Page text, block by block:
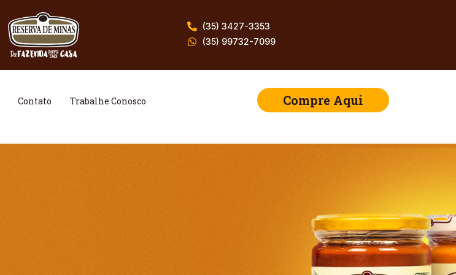
(35) 3427-3353
(35) 99732-7099
Contato Trabalhe Conosco Compre Aqui